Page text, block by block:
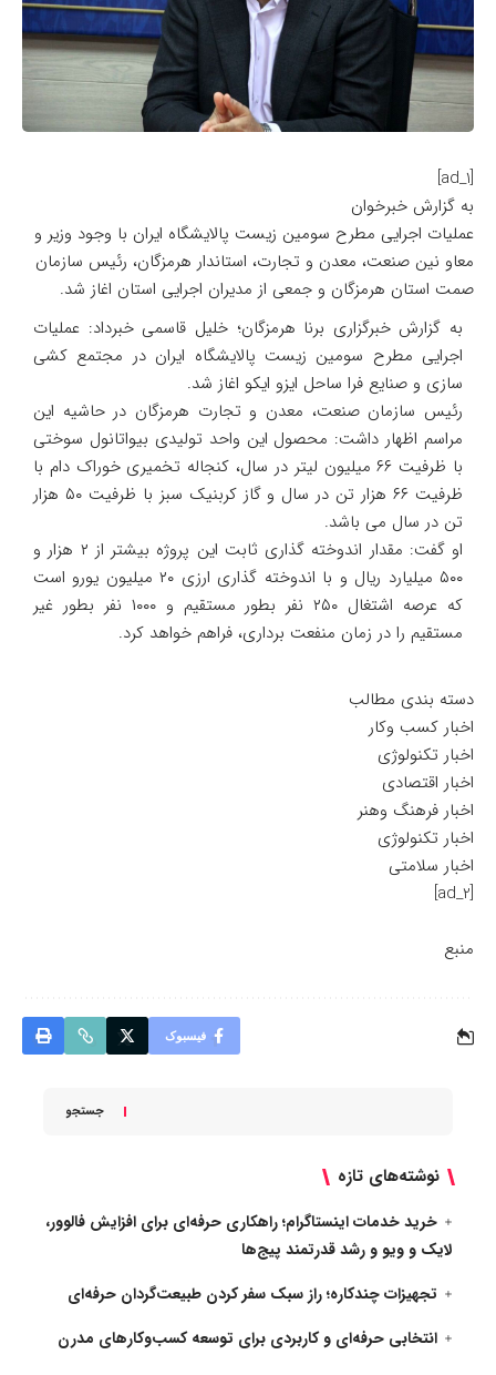
[ad_1]
به گزارش خبرخوان
عملیات اجرایی مطرح سومین زیست پالایشگاه ایران با وجود وزیر و
معاو نین صنعت، معدن و تجارت، استاندار هرمزگان، رئیس سازمان
صمت استان هرمزگان و جمعی از مدیران اجرایی استان اغاز شد.
به گزارش خبرگزاری برنا هرمزگان؛ خلیل قاسمی خبرداد: عملیات
اجرایی مطرح سومین زیست پالایشگاه ایران در مجتمع کشی
سازی و صنایع فرا ساحل ایزو ایکو اغاز شد.
رئیس سازمان صنعت، معدن و تجارت هرمزگان در حاشیه این
مراسم اظهار داشت: محصول این واحد تولیدی بیواتانول سوختی
با ظرفیت ۶۶ میلیون لیتر در سال، کنجاله تخمیری خوراک دام با
ظرفیت ۶۶ هزار تن در سال و گاز کربنیک سبز با ظرفیت ۵۰ هزار
تن در سال می باشد.
او گفت: مقدار اندوخته گذاری ثابت این پروژه بیشتر از ۲ هزار و
۵۰۰ میلیارد ریال و با اندوخته گذاری ارزی ۲۰ میلیون یورو است
که عرصه اشتغال ۲۵۰ نفر بطور مستقیم و ۱۰۰۰ نفر بطور غیر
مستقیم را در زمان منفعت برداری، فراهم خواهد کرد.
دسته بندی مطالب
اخبار کسب وکار
اخبار تکنولوژی
اخبار اقتصادی
اخبار فرهنگ وهنر
اخبار تکنولوژی
اخبار سلامتی
[ad_2]
منبع
فیسبوک
جستجو
نوشته‌های تازه
خرید خدمات اینستاگرام؛ راهکاری حرفه‌ای برای افزایش فالوور،
لایک و ویو و رشد قدرتمند پیج‌ها
تجهیزات چندکاره؛ راز سبک سفر کردن طبیعت‌گردان حرفه‌ای
انتخابی حرفه‌ای و کاربردی برای توسعه کسب‌وکارهای مدرن